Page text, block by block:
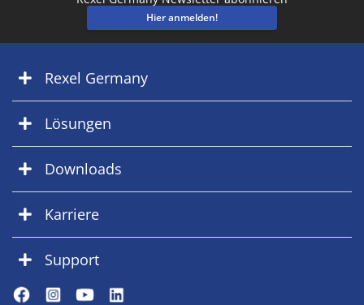
Hier anmelden!
Rexel Germany
Lösungen
Downloads
Karriere
Support